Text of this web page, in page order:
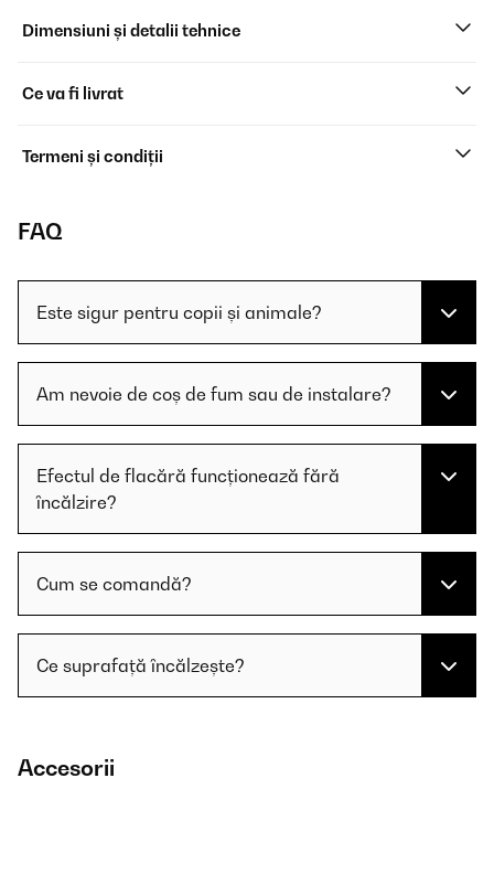
Dimensiuni și detalii tehnice
Ce va fi livrat
Termeni și condiții
FAQ
Este sigur pentru copii și animale?
Am nevoie de coș de fum sau de instalare?
Efectul de flacără funcționează fără
încălzire?
Cum se comandă?
Ce suprafață încălzește?
Accesorii